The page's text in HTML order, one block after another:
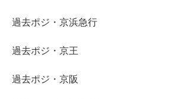
過去ポジ・京浜急行
過去ポジ・京王
過去ポジ・京阪